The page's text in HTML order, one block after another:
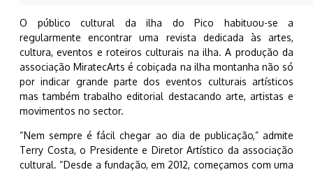
O público cultural da ilha do Pico habituou-se a
regularmente encontrar uma revista dedicada às artes,
cultura, eventos e roteiros culturais na ilha. A produção da
associação MiratecArts é cobiçada na ilha montanha não só
por indicar grande parte dos eventos culturais artísticos
mas também trabalho editorial destacando arte, artistas e
movimentos no sector.
“Nem sempre é fácil chegar ao dia de publicação,” admite
Terry Costa, o Presidente e Diretor Artístico da associação
cultural. “Desde a fundação, em 2012, começamos com uma